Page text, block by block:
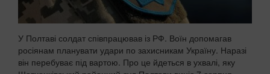
У Полтаві солдат співпрацював із РФ. Воїн допомагав
росіянам планувати удари по захисникам Україну. Наразі
він перебуває під вартою. Про це йдеться в ухвалі, яку